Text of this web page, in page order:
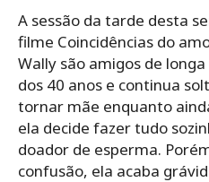
A sessão da tarde desta
filme Coincidências do
Wally são amigos de
dos 40 anos e continua
tornar mãe enquanto
ela decide fazer tudo
doador de esperma.
confusão, ela acaba